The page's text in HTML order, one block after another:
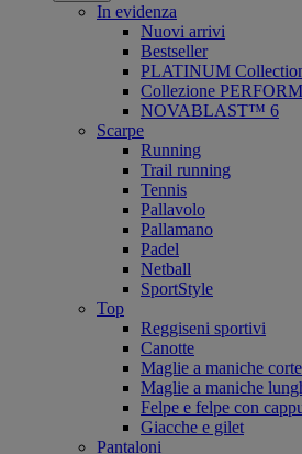
In evidenza
Nuovi arrivi
Bestseller
PLATINUM
Collezione
NOVABLAST™ 6
Scarpe
Running
Trail running
Tennis
Pallavolo
Pallamano
Padel
Netball
SportStyle
Top
Reggiseni sportivi
Canotte
Maglie a maniche corte
Maglie a maniche
Felpe e felpe con
Giacche e gilet
Pantaloni